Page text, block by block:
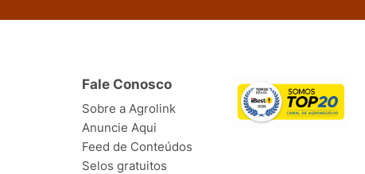
Fale Conosco
Sobre a Agrolink
Anuncie Aqui
Feed de Conteúdos
Selos gratuitos